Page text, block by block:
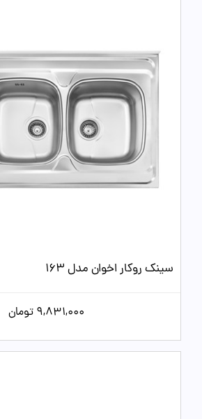
سینک روکار اخوان مدل 163
9,831,000 تومان